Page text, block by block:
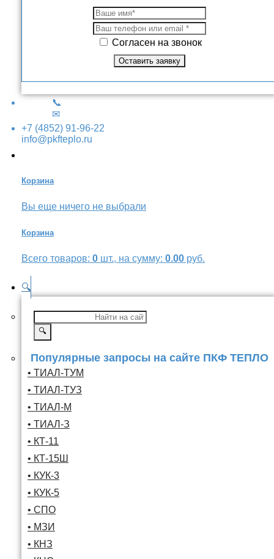
Согласен на звонок
📞
✉
+7 (4852) 91-96-22
info@pkfteplo.ru
Корзина
Вы еще ничего не выбрали
Корзина
Всего товаров: 0 шт., на сумму: 0.00 руб.
🔍
🔍
Популярные запросы на сайте ПКФ ТЕПЛО
• ТИАЛ-ТУМ
• ТИАЛ-ТУЗ
• ТИАЛ-М
• ТИАЛ-З
• КТ-11
• КТ-15Ш
• КУК-3
• КУК-5
• СПО
• МЗИ
• КНЗ